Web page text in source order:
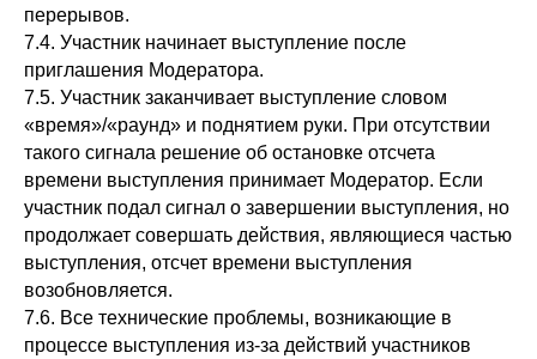
перерывов.
7.4. Участник начинает выступление после
приглашения Модератора.
7.5. Участник заканчивает выступление словом
«время»/«раунд» и поднятием руки. При отсутствии
такого сигнала решение об остановке отсчета
времени выступления принимает Модератор. Если
участник подал сигнал о завершении выступления, но
продолжает совершать действия, являющиеся частью
выступления, отсчет времени выступления
возобновляется.
7.6. Все технические проблемы, возникающие в
процессе выступления из-за действий участников